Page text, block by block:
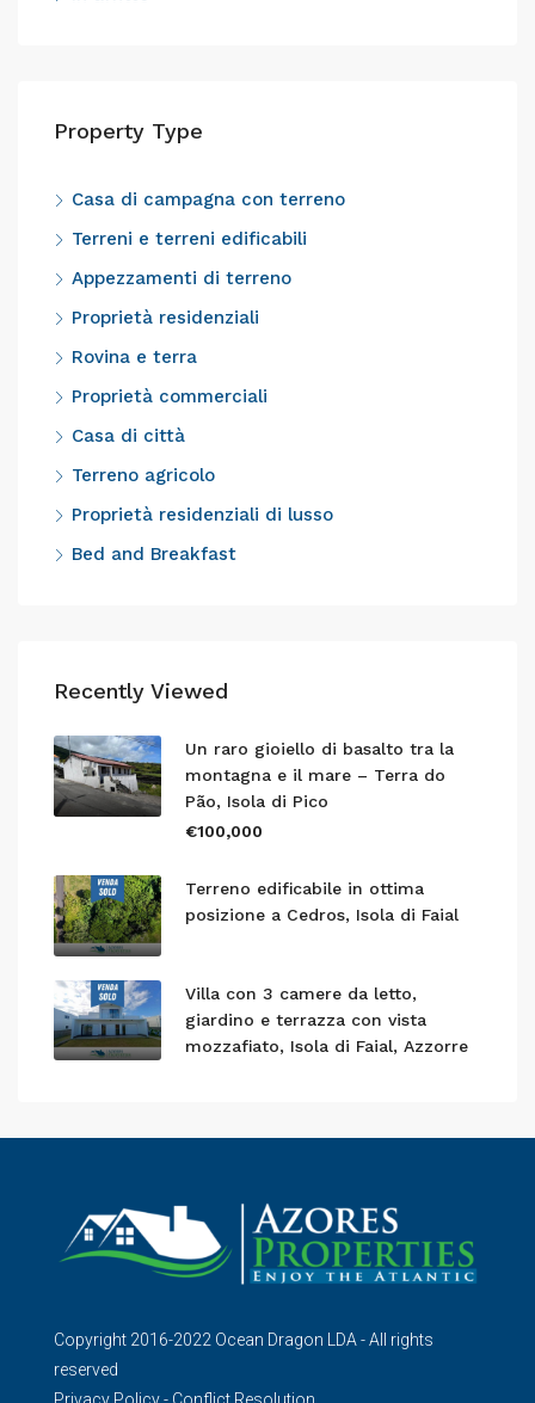
Property Type
Casa di campagna con terreno
Terreni e terreni edificabili
Appezzamenti di terreno
Proprietà residenziali
Rovina e terra
Proprietà commerciali
Casa di città
Terreno agricolo
Proprietà residenziali di lusso
Bed and Breakfast
Recently Viewed
Un raro gioiello di basalto tra la
montagna e il mare – Terra do
Pão, Isola di Pico
€100,000
Terreno edificabile in ottima
posizione a Cedros, Isola di Faial
Villa con 3 camere da letto,
giardino e terrazza con vista
mozzafiato, Isola di Faial, Azzorre
Copyright 2016-2022 Ocean Dragon LDA - All rights
reserved